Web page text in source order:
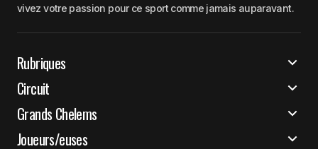
vivez votre passion pour ce sport comme jamais auparavant.
Rubriques
Circuit
Grands Chelems
Joueurs/euses